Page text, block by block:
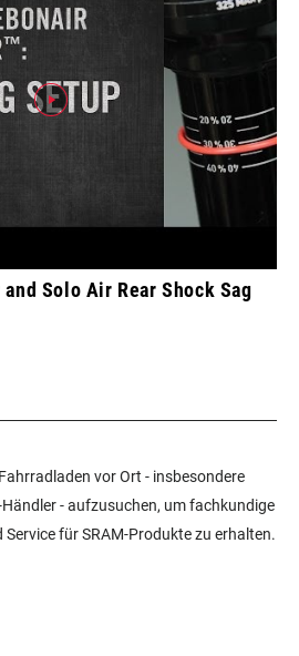
Solo Air Rear Shock Sag
vor Ort - insbesondere
- aufzusuchen, um fachkundige
für SRAM-Produkte zu erhalten.